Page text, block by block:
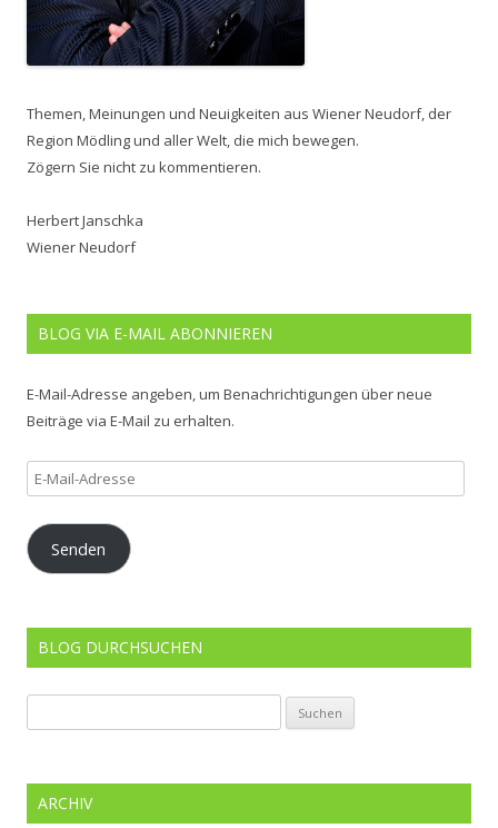
Themen, Meinungen und Neuigkeiten aus Wiener Neudorf, der
Region Mödling und aller Welt, die mich bewegen.
Zögern Sie nicht zu kommentieren.
Herbert Janschka
Wiener Neudorf
BLOG VIA E-MAIL ABONNIEREN
E-Mail-Adresse angeben, um Benachrichtigungen über neue
Beiträge via E-Mail zu erhalten.
E-
Mail-
Adresse
Senden
BLOG DURCHSUCHEN
nach:
ARCHIV